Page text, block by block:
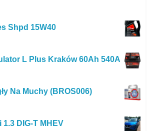
Shpd 15W40
L Plus Kraków 60Ah 540A
Na Muchy (BROS006)
DIG-T MHEV